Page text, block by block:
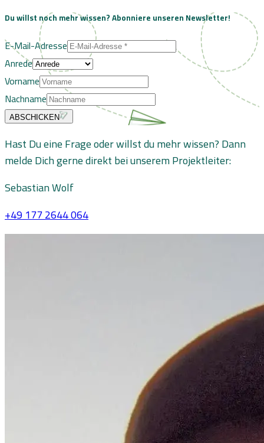
Du willst noch mehr wissen?Abonniere unseren Newsletter!
E-Mail-Adresse
Anrede
Vorname
Nachname
ABSCHICKEN
Hast Du eine Frage oder willst du mehr wissen? Dann
melde Dich gerne direkt bei unserem Projektleiter:
Sebastian Wolf
+49 177 2644 064